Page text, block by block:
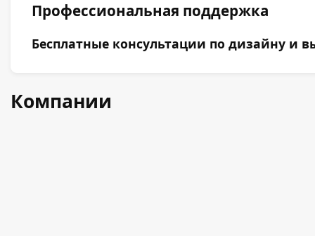
Профессиональная поддержка
Бесплатные консультации по дизайну и
Компании